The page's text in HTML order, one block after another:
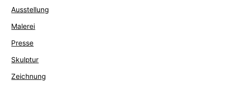
Ausstellung
Malerei
Presse
Skulptur
Zeichnung